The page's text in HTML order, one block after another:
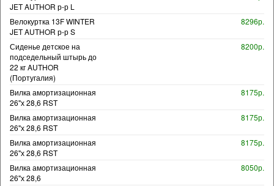
JET AUTHOR р-р L
Велокуртка 13F WINTER
JET AUTHOR р-р S
8296р.
Сиденье детское на
подседельный штырь до
22 кг AUTHOR
(Португалия)
8200р.
Вилка амортизационная
26"х 28,6 RST
8175р.
Вилка амортизационная
26"х 28,6 RST
8175р.
Вилка амортизационная
26"х 28,6 RST
8175р.
Вилка амортизационная
26"х 28,6
8050р.